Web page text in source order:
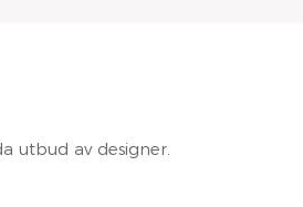
utbud av designer.